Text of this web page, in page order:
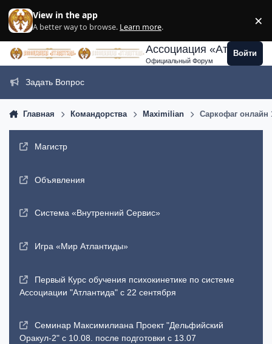
View in the app
A better way to browse. Learn more. ×
Ассоциация
Официальный Форум
Войти
Задать Вопрос
Главная Командорства Maximilian Саркофаг онлайн
Магистр
Объявления
Система «Внутренний Сервис»
Игра «Мир Атлантиды»
Первый Курс обучения психокинетике по системе
Ассоциации "Атлантида" с 22 сентября
Семинар Максимилиана Проект "Дельфийский
Оракул-2" с 10.08. после подготовки с 13.07